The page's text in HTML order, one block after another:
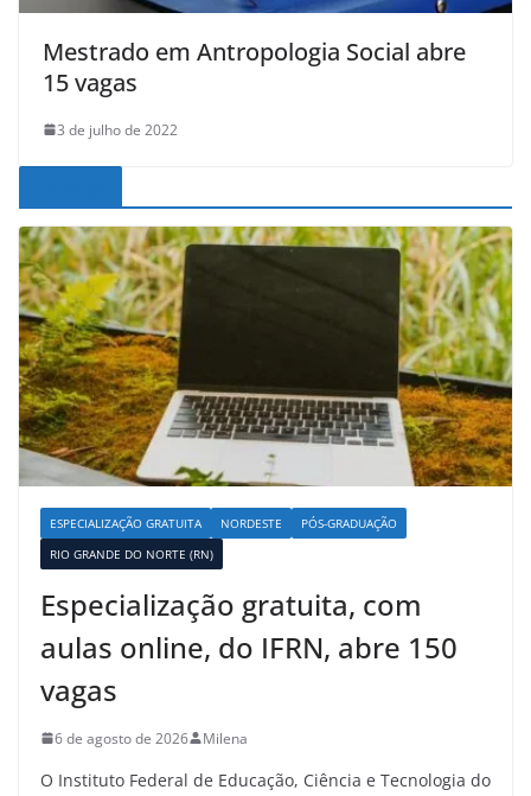
Mestrado em Antropologia Social abre
15 vagas
3 de julho de 2022
ESPECIALIZAÇÃO GRATUITA NORDESTE
PÓS-GRADUAÇÃO
RIO GRANDE DO NORTE (RN)
Especialização gratuita, com
aulas online, do IFRN, abre 150
vagas
6 de agosto de 2026 Milena
O Instituto Federal de Educação, Ciência e Tecnologia do